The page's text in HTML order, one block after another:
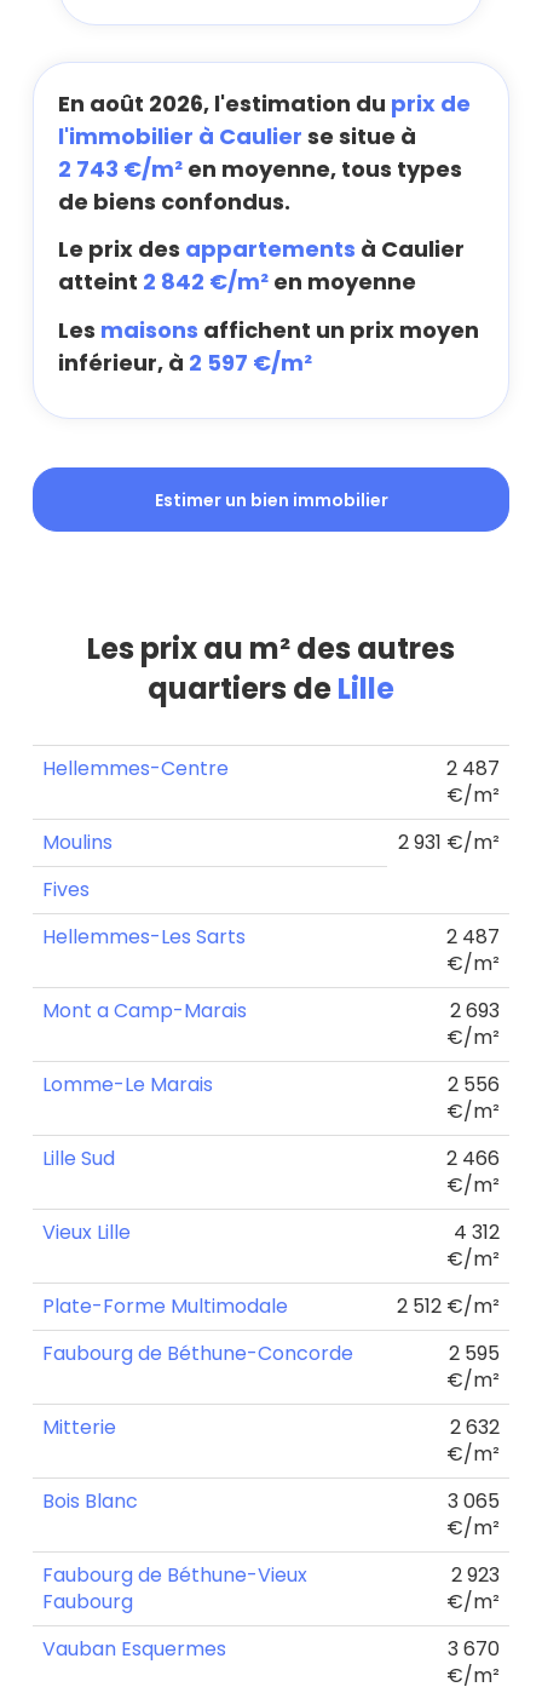
En août 2026, l'estimation du prix de
l'immobilier à Caulier se situe à
2 743 €/m² en moyenne, tous types
de biens confondus.
Le prix des appartements à Caulier
atteint 2 842 €/m² en moyenne
Les maisons affichent un prix moyen
inférieur, à 2 597 €/m²
Estimer un bien immobilier
Les prix au m² des autres
quartiers deLille
Hellemmes-Centre
2 487
€/m²
Moulins
2 931 €/m²
Fives
Hellemmes-Les Sarts
2 487
€/m²
Mont a Camp-Marais
2 693
€/m²
Lomme-Le Marais
2 556
€/m²
Lille Sud
2 466
€/m²
Vieux Lille
4 312
€/m²
Plate-Forme Multimodale
2 512 €/m²
Faubourg de Béthune-Concorde
2 595
€/m²
Mitterie
2 632
€/m²
Bois Blanc
3 065
€/m²
Faubourg de Béthune-Vieux
Faubourg
2 923
€/m²
Vauban Esquermes
3 670
€/m²